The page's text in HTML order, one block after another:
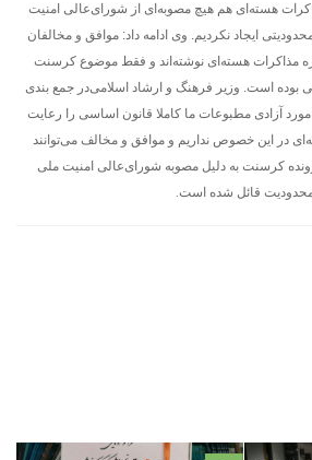
هسته‌ای هم هیچ مصوبه‌ای از شورای‌عالی امنیت
ایجاد نکردیم. وی ادامه داد: موافق و مخالفان
مذاکرات هسته‌ای نوشته‌اند و فقط موضوع کرسنت
بوده است. وزیر فرهنگ و ارشاد اسلامی‌در جمع بندی
آزادی مطبوعات ما کاملا قانون اساسی را رعایت
در این خصوص نداریم و موافق و مخالف می‌توانند
کرسنت به دلیل مصوبه ‌شورای‌عالی امنیت ملی
قائل شده است.